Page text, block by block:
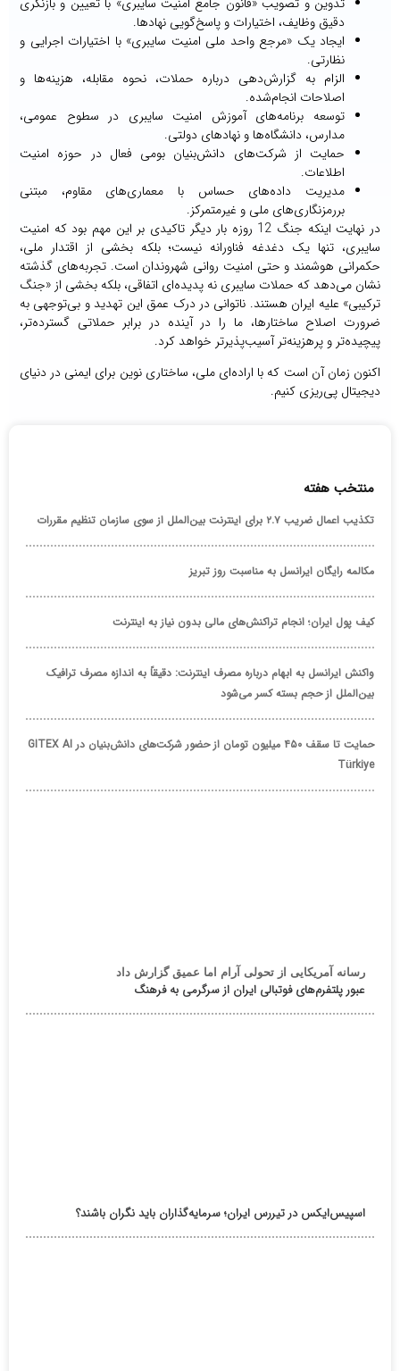
دقیق وظایف، اختیارات و پاسخ‌گویی نهادها.
ایجاد یک «مرجع واحد ملی امنیت سایبری» با اختیارات اجرایی و
نظارتی.
الزام به گزارش‌دهی درباره حملات، نحوه مقابله، هزینه‌ها و
اصلاحات انجام‌شده.
توسعه برنامه‌های آموزش امنیت سایبری در سطوح عمومی،
مدارس، دانشگاه‌ها و نهادهای دولتی.
حمایت از شرکت‌های دانش‌بنیان بومی فعال در حوزه امنیت
اطلاعات.
مدیریت داده‌های حساس با معماری‌های مقاوم، مبتنی
بررمزنگاری‌های ملی و غیرمتمرکز.
در نهایت اینکه جنگ 12 روزه بار دیگر تاکیدی بر این مهم بود که امنیت
سایبری، تنها یک دغدغه فناورانه نیست؛ بلکه بخشی از اقتدار ملی،
حکمرانی هوشمند و حتی امنیت روانی شهروندان است. تجربه‌های گذشته
نشان می‌دهد که حملات سایبری نه پدیده‌ای اتفاقی، بلکه بخشی از «جنگ
ترکیبی» علیه ایران هستند. ناتوانی در درک عمق این تهدید و بی‌توجهی به
ضرورت اصلاح ساختارها، ما را در آینده در برابر حملاتی گسترده‌تر،
پیچیده‌تر و پرهزینه‌تر آسیب‌پذیرتر خواهد کرد.
اکنون زمان آن است که با اراده‌ای ملی، ساختاری نوین برای ایمنی در دنیای
دیجیتال پی‌ریزی کنیم.
منتخب هفته
تکذیب اعمال ضریب ۲.۷ برای اینترنت بین‌الملل از سوی سازمان تنظیم مقررات
مکالمه رایگان ایرانسل به مناسبت روز تبریز
کیف پول ایران؛ انجام تراکنش‌های مالی بدون نیاز به اینترنت
واکنش ایرانسل به ابهام درباره مصرف اینترنت: دقیقاً به اندازه مصرف ترافیک
بین‌الملل از حجم بسته کسر می‌شود
حمایت تا سقف ۴۵۰ میلیون تومان از حضور شرکت‌های دانش‌بنیان در GITEX AI
Türkiye
رسانه آمریکایی از تحولی آرام اما عمیق گزارش داد
عبور پلتفرم‌های فوتبالی ایران از سرگرمی به فرهنگ
اسپیس‌ایکس در تیررس ایران؛ سرمایه‌گذاران باید نگران باشند؟